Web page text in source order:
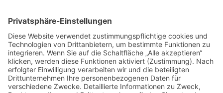
Abstrakte Kunst
Abstrakte Kunst, Lüpertzender Straße in Gladbach
Foto: Lara Valsamidis